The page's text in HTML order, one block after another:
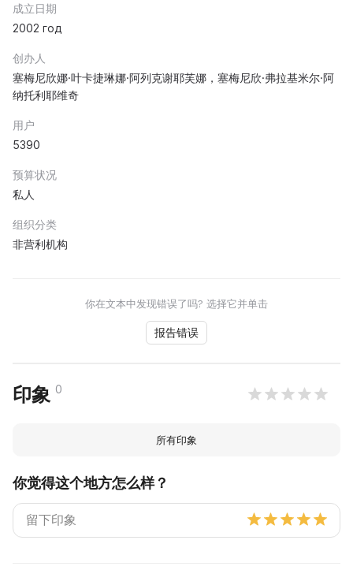
成立日期
2002 год
创办人
塞梅尼欣娜·叶卡捷琳娜·阿列克谢耶芙娜，塞梅尼欣·弗拉基米尔·阿
纳托利耶维奇
用户
5390
预算状况
私人
组织分类
非营利机构
你在文本中发现错误了吗? 选择它并单击
报告错误
印象 0
所有印象
你觉得这个地方怎么样？